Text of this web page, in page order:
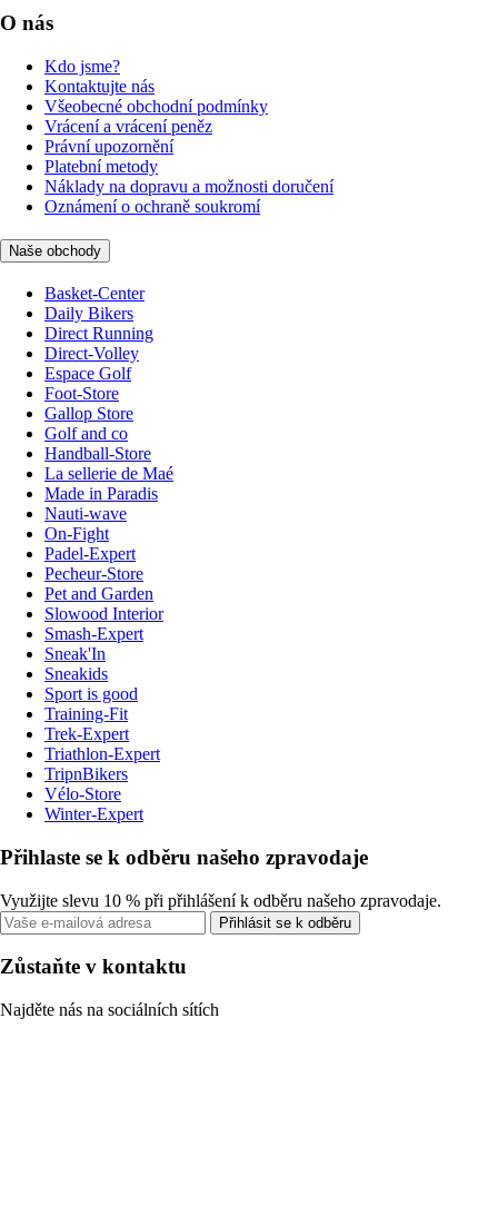
O nás
Kdo jsme?
Kontaktujte nás
Všeobecné obchodní podmínky
Vrácení a vrácení peněz
Právní upozornění
Platební metody
Náklady na dopravu a možnosti doručení
Oznámení o ochraně soukromí
Naše obchody
Basket-Center
Daily Bikers
Direct Running
Direct-Volley
Espace Golf
Foot-Store
Gallop Store
Golf and co
Handball-Store
La sellerie de Maé
Made in Paradis
Nauti-wave
On-Fight
Padel-Expert
Pecheur-Store
Pet and Garden
Slowood Interior
Smash-Expert
Sneak'In
Sneakids
Sport is good
Training-Fit
Trek-Expert
Triathlon-Expert
TripnBikers
Vélo-Store
Winter-Expert
Přihlaste se k odběru našeho zpravodaje
Využijte slevu 10 % při přihlášení k odběru našeho zpravodaje.
Přihlásit se k odběru
Zůstaňte v kontaktu
Najděte nás na sociálních sítích